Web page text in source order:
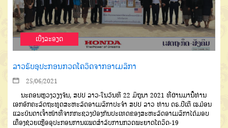
ເບີ່ງລະອຽດ
ລາວຮັບອຸປະກອນກວດໂຄວິດຈາກອາເມລິກາ
25/06/2021
ນະຄອນຫຼວງວຽງຈັນ, ສປປ ລາວ-ໃນວັນທີ 22 ມິຖຸນາ 2021 ທີ່ຜ່ານມານີ້ທ່ານ
ເອກອັກຄະລັດຖະທູດສະຫະລັດອາເມລິກາປະຈຳ ສປປ ລາວ ທ່ານ ດຣ.ປີເຕີ ເຮມ໋ອນ
ແລະບັນດາເຈົ້າໜ້າທີ່ຈາກກະຊວງປ້ອງກັນປະເທດຂອງສະຫະລັດອາເມລິກາໄດ້ມອບ
ເຄື່ອງຊ່ວຍເຫຼືອອຸປະກອນການແພດສຳລັບການກວດພະຍາດໂຄວິດ-19